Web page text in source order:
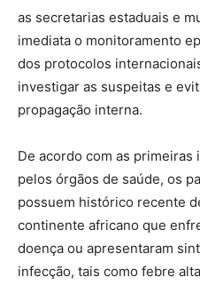
as secretarias estaduais e
imediata o monitoramento
dos protocolos
investigar as suspeitas e
propagação interna.
De acordo com as primeiras
pelos órgãos de saúde, os
possuem histórico recente
continente africano que
doença ou apresentaram
infecção, tais como febre